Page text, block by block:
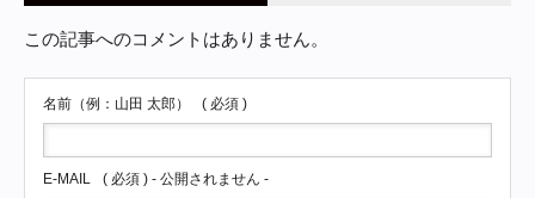
この記事へのコメントはありません。
名前（例：山田 太郎） ( 必須 )
E-MAIL ( 必須 ) - 公開されません -